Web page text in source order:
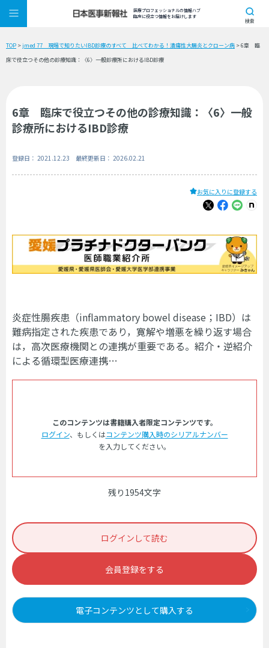
医療プロフェッショナルの情報ハブ
臨床に役立つ情報をお届けします
検索
TOP >jmed 77 現場で知りたいIBD診療のすべて 比べてわかる！潰瘍性大腸炎とクローン病 > 6章 臨
床で役立つその他の診療知識：〈6〉一般診療所におけるIBD診療
6章 臨床で役立つその他の診療知識：〈6〉一般
診療所におけるIBD診療
登録日： 2021.12.23 最終更新日： 2026.02.21
お気に入りに登録する
炎症性腸疾患（inflammatory bowel disease；IBD）は
難病指定された疾患であり，寛解や増悪を繰り返す場合
は，高次医療機関との連携が重要である。紹介・逆紹介
による循環型医療連携…
このコンテンツは書籍購入者限定コンテンツです。
ログイン、もしくはコンテンツ購入時のシリアルナンバー
を入力してください。
残り1954文字
ログインして読む
会員登録をする
電子コンテンツとして購入する